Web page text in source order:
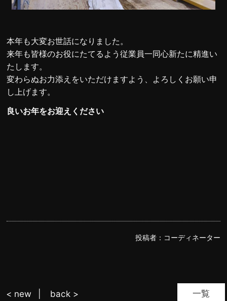
本年も大変お世話になりました。
来年も皆様のお役にたてるよう従業員一同心新たに精進い
たします。
変わらぬお力添えをいただけますよう、よろしくお願い申
し上げます。
良いお年をお迎えください
投稿者： コーディネーター
一覧
< new back >